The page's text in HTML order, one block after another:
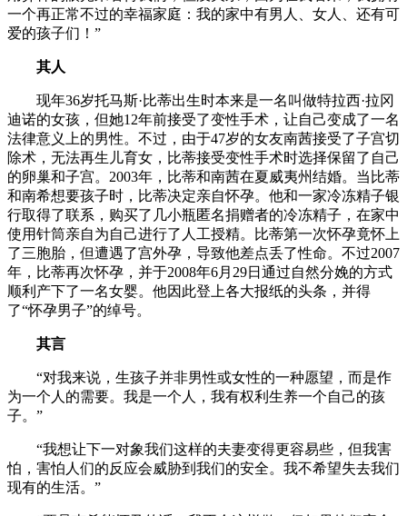
一个再正常不过的幸福家庭：我的家中有男人、女人、还有可
爱的孩子们！”
其人
现年36岁托马斯·比蒂出生时本来是一名叫做特拉西·拉冈
迪诺的女孩，但她12年前接受了变性手术，让自己变成了一名
法律意义上的男性。不过，由于47岁的女友南茜接受了子宫切
除术，无法再生儿育女，比蒂接受变性手术时选择保留了自己
的卵巢和子宫。2003年，比蒂和南茜在夏威夷州结婚。当比蒂
和南希想要孩子时，比蒂决定亲自怀孕。他和一家冷冻精子银
行取得了联系，购买了几小瓶匿名捐赠者的冷冻精子，在家中
使用针筒亲自为自己进行了人工授精。比蒂第一次怀孕竟怀上
了三胞胎，但遭遇了宫外孕，导致他差点丢了性命。不过2007
年，比蒂再次怀孕，并于2008年6月29日通过自然分娩的方式
顺利产下了一名女婴。他因此登上各大报纸的头条，并得
了“怀孕男子”的绰号。
其言
“对我来说，生孩子并非男性或女性的一种愿望，而是作
为一个人的需要。我是一个人，我有权利生养一个自己的孩
子。”
“我想让下一对象我们这样的夫妻变得更容易些，但我害
怕，害怕人们的反应会威胁到我们的安全。我不希望失去我们
现有的生活。”